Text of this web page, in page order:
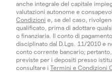
anche integrale del capitale
valutazioni autonome e
Condizioni e, se del caso,
qualificato, prima di adottare
o finanziaria. Il conto di
disciplinato dal D.Lgs. 11/2010 e
conto corrente bancario;
previste per i depositi presso
consultare i Termini e Condizioni